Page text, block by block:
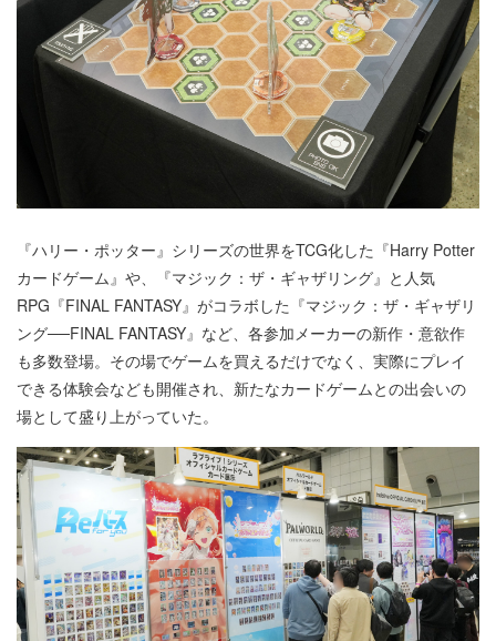
『ハリー・ポッター』シリーズの世界をTCG化した『Harry Potter
カードゲーム』や、『マジック：ザ・ギャザリング』と人気
RPG『FINAL FANTASY』がコラボした『マジック：ザ・ギャザリ
ング──FINAL FANTASY』など、各参加メーカーの新作・意欲作
も多数登場。その場でゲームを買えるだけでなく、実際にプレイ
できる体験会なども開催され、新たなカードゲームとの出会いの
場として盛り上がっていた。